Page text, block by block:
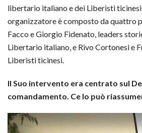
libertario italiano e dei Liberisti
organizzatore è composto da quattro
Facco e Giorgio Fidenato, leaders
Libertario italiano, e Rivo Cortonesi e
Liberisti ticinesi.
Il Suo intervento era centrato sul
comandamento. Ce lo può